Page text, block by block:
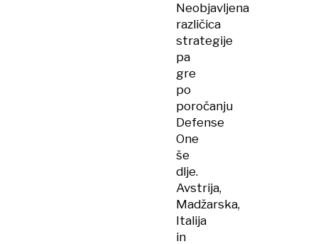
Neobjavljena
različica
strategije
pa
gre
po
poročanju
Defense
One
še
dlje.
Avstrija,
Madžarska,
Italija
in